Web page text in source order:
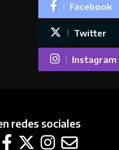
Facebook
Twitter
Instagram
redes sociales